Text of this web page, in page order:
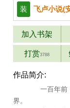
装 飞卢小说(
加入书架
打赏3788
作品简介:
一百年前，穿
界。